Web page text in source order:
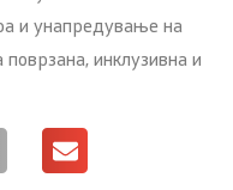
и унапредување на
инклузивна и